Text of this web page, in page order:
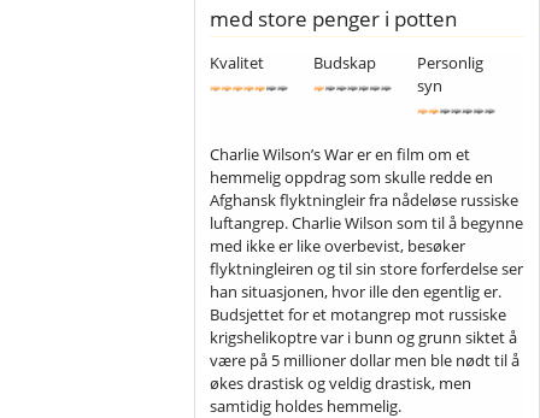
med store penger i potten
Kvalitet Budskap
Personlig
syn
Charlie Wilson’s War er en film om et
hemmelig oppdrag som skulle redde en
Afghansk flyktningleir fra nådeløse russiske
luftangrep. Charlie Wilson som til å begynne
med ikke er like overbevist, besøker
flyktningleiren og til sin store forferdelse ser
han situasjonen, hvor ille den egentlig er.
Budsjettet for et motangrep mot russiske
krigshelikoptre var i bunn og grunn siktet å
være på 5 millioner dollar men ble nødt til å
økes drastisk og veldig drastisk, men
samtidig holdes hemmelig.